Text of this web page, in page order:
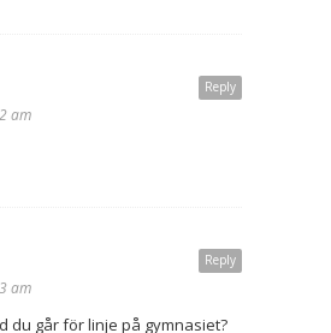
Reply
am
Reply
am
du går för linje på gymnasiet?